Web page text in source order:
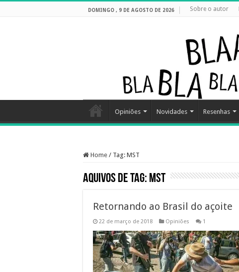
DOMINGO , 9 DE AGOSTO DE 2026 Sobre o autor
Opiniões Novidades Resenhas
Home / Tag: MST
Aquivos de Tag: MST
Retornando ao Brasil do açoite
22 de março de 2018 Opiniões 1